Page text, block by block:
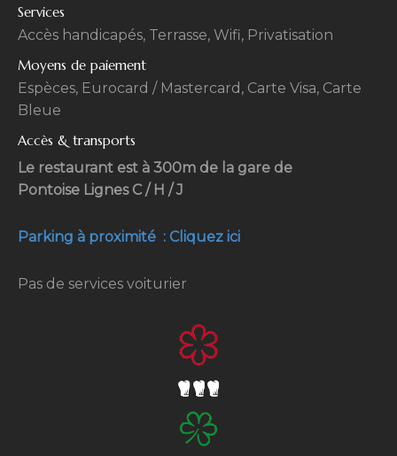
Services
Accès handicapés, Terrasse, Wifi, Privatisation
Moyens de paiement
Espèces, Eurocard / Mastercard, Carte Visa, Carte
Bleue
Accès & transports
Le restaurant est à 300m de la gare de
Pontoise Lignes C / H / J
Parking à proximité : Cliquez ici
Pas de services voiturier